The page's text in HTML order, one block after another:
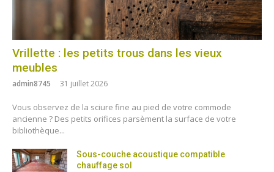
Vrillette : les petits trous dans les vieux
meubles
admin8745 31 juillet 2026
Vous observez de la sciure fine au pied de votre commode
ancienne ? Des petits orifices parsèment la surface de votre
bibliothèque...
Sous-couche acoustique compatible
chauffage sol